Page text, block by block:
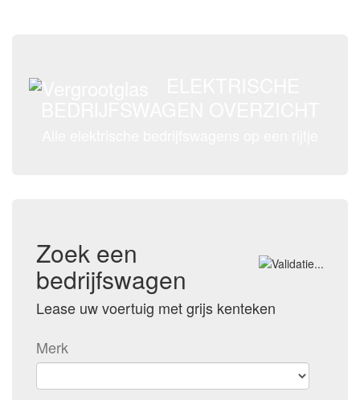
Zoek een
bedrijfswagen
Lease uw voertuig met grijs kenteken
Merk